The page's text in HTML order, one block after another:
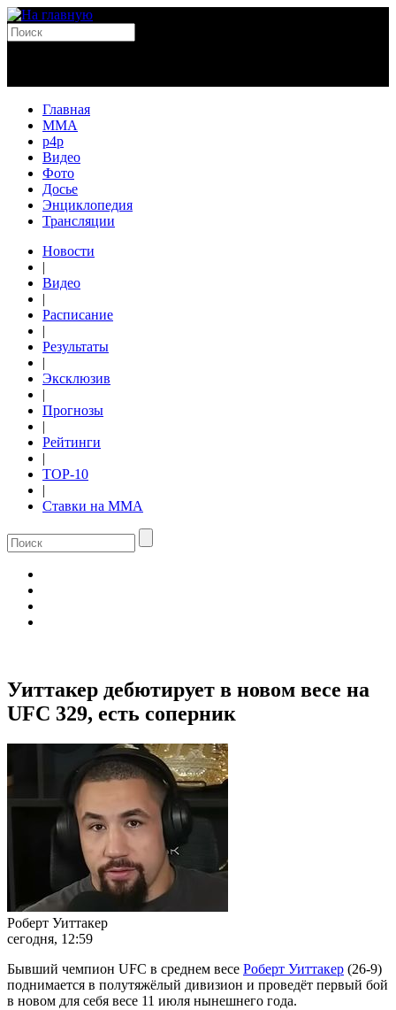
Главная
MMA
p4p
Видео
Фото
Досье
Энциклопедия
Трансляции
Новости
|
Видео
|
Расписание
|
Результаты
|
Эксклюзив
|
Прогнозы
|
Рейтинги
|
TOP-10
|
Ставки на ММА
Уиттакер дебютирует в новом весе на
UFC 329, есть соперник
Роберт Уиттакер
сегодня, 12:59
Бывший чемпион UFC в среднем весе Роберт Уиттакер (26-9)
поднимается в полутяжёлый дивизион и проведёт первый бой
в новом для себя весе 11 июля нынешнего года.